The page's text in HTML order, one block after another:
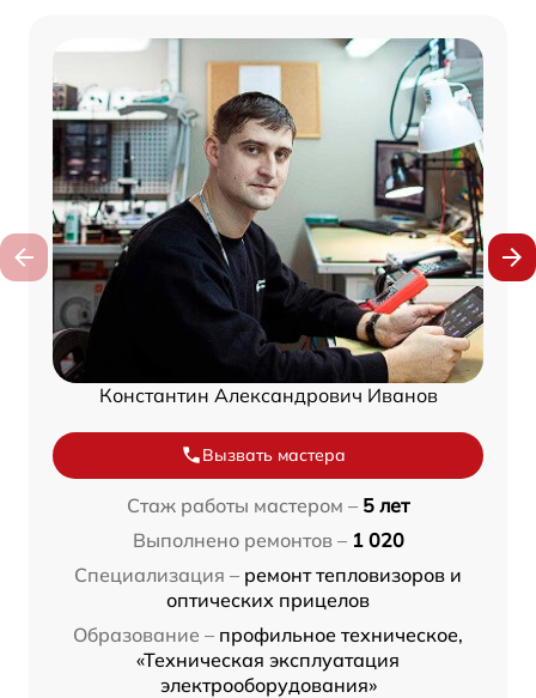
Константин Александрович Иванов
Вызвать мастера
Стаж работы мастером – 5 лет
Выполнено ремонтов – 1 020
Специализация – ремонт тепловизоров и
оптических прицелов
Образование – профильное техническое,
«Техническая эксплуатация
электрооборудования»